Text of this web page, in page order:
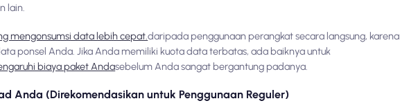
lain.
mengonsumsi data lebih cepat.daripada penggunaan perangkat secara langsung, karena
ponsel Anda. Jika Anda memiliki kuota data terbatas, ada baiknya untuk
biaya paket Andasebelum Anda sangat bergantung padanya.
Anda (Direkomendasikan untuk Penggunaan Reguler)